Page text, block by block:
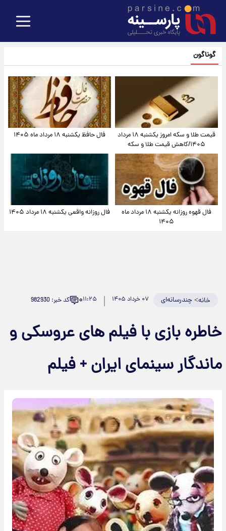
گوناگون
قیمت طلا و سکه امروز یکشنبه ۱۸ مرداد
۱۴۰۵/کاهش قیمت طلا و سکه
فال حافظ یکشنبه ۱۸ مرداد ماه ۱۴۰۵
فال قهوه روزانه یکشنبه ۱۸ مرداد ماه
۱۴۰۵
فال روزانه واقعی یکشنبه ۱۸ مرداد ۱۴۰۵
خانه> چندرسانه‌ای ۰۷ خرداد ۱۴۰۵ ۱۱:۲۵۰ کد خبر: 982930
خاطره بازی با فیلم های عروسکی و
ماندگار سینمای ایران + فیلم